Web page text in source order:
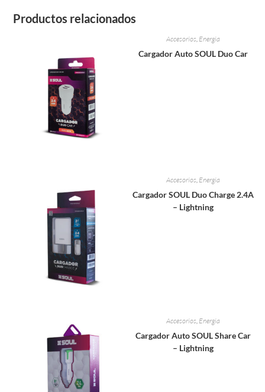
Productos relacionados
Accesorios Energia
Cargador Auto SOUL Duo Car
Accesorios Energia
Cargador SOUL Duo Charge 2.4A
– Lightning
Accesorios Energia
Cargador Auto SOUL Share Car
– Lightning